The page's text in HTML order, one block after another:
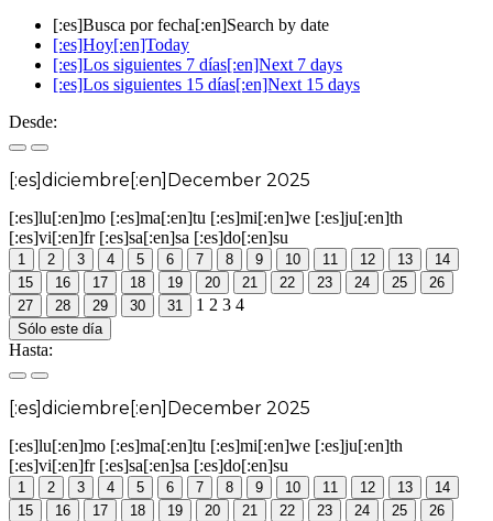
[:es]Busca por fecha[:en]Search by date
[:es]Hoy[:en]Today
[:es]Los siguientes 7 días[:en]Next 7 days
[:es]Los siguientes 15 días[:en]Next 15 days
Desde:
[:es]diciembre[:en]December 2025
[:es]lu[:en]mo [:es]ma[:en]tu [:es]mi[:en]we [:es]ju[:en]th
[:es]vi[:en]fr [:es]sa[:en]sa [:es]do[:en]su
1 2 3 4 5 6 7 8 9 10 11 12 13
14
15
16 17 18 19 20 21 22 23 24 25
26
27
28 29 30 31 1 2 3 4
Sólo este día
Hasta:
[:es]diciembre[:en]December 2025
[:es]lu[:en]mo [:es]ma[:en]tu [:es]mi[:en]we [:es]ju[:en]th
[:es]vi[:en]fr [:es]sa[:en]sa [:es]do[:en]su
1 2 3 4 5 6 7 8 9 10 11 12 13
14
15
16 17 18 19 20 21 22 23 24 25
26